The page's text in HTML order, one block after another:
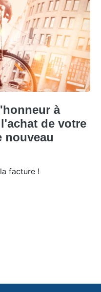
à
de votre
nouveau
facture !